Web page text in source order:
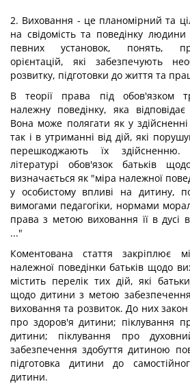
2. Виховання - це планомірний та
на свідомість та поведінку
певних установок, понять,
орієнтацій, які забезпечують
розвитку, підготовки до життя та
В теорії права під обов'язком
належну поведінку, яка
Вона може полягати як у
так і в утриманні від дій, які
перешкоджають їх здійсненню.
літературі обов'язок батьків
визначається як "міра належної
у особистому впливі на дитину,
вимогами педагогіки, нормами
права з метою виховання її в дусі
..."
Коментована стаття закріплює
належної поведінки батьків щодо
містить перелік тих дій, які
щодо дитини з метою
виховання та розвиток. До них закон
про здоров'я дитини; піклування
дитини; піклування про
забезпечення здобуття дитиною
підготовка дитини до
дитини.